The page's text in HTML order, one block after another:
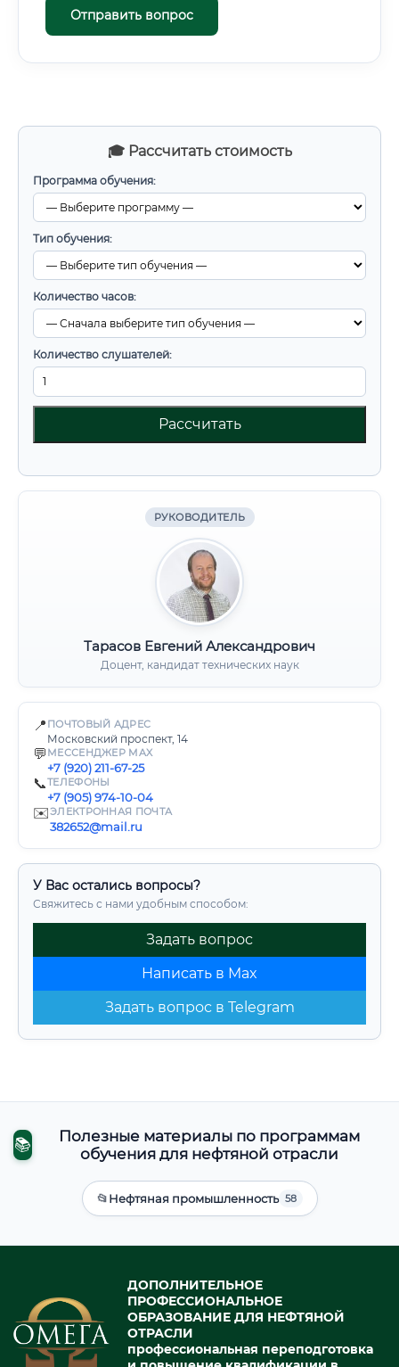
🎓 Рассчитать стоимость
Программа обучения:
Тип обучения:
Количество часов:
Количество слушателей:
Рассчитать
РУКОВОДИТЕЛЬ
Тарасов Евгений Александрович
Доцент, кандидат технических наук
📍 ПОЧТОВЫЙ АДРЕС
Московский проспект, 14
💬 МЕССЕНДЖЕР MAX
+7 (920) 211-67-25
📞ТЕЛЕФОНЫ
+7 (905) 974-10-04
✉️ЭЛЕКТРОННАЯ ПОЧТА
382652@mail.ru
У Вас остались вопросы?
Свяжитесь с нами удобным способом:
Задать вопрос
Написать в Max
Задать вопрос в Telegram
Отправить вопрос
📚
Полезные материалы по программам
обучения для нефтяной отрасли
📂Нефтяная промышленность 58
ДОПОЛНИТЕЛЬНОЕ
ПРОФЕССИОНАЛЬНОЕ
ОБРАЗОВАНИЕ ДЛЯ НЕФТЯНОЙ
ОТРАСЛИ
профессиональная переподготовка